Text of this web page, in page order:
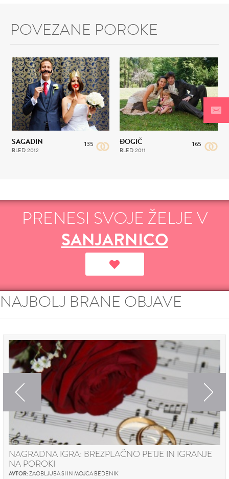
POVEZANE POROKE
135
SAGADIN
BLED 2012
165
ĐOGIČ
BLED2011
PRENESI SVOJE ŽELJE V
SANJARNICO
NAJBOLJ BRANE OBJAVE
Previous
NAGRADNA IGRA: BREZPLAČNO PETJE IN IGRANJE
NA POROKI
AVTOR:ZAOBLJUBA.SI IN MOJCA BEDENIK
Next